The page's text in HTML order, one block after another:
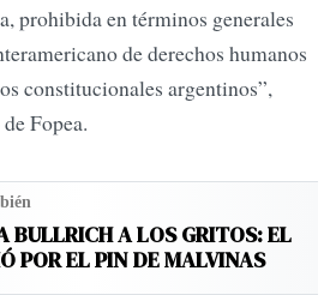
prohibida en términos generales
de derechos humanos
constitucionales argentinos”,
Fopea.
BULLRICH A LOS GRITOS: EL
POR EL PIN DE MALVINAS